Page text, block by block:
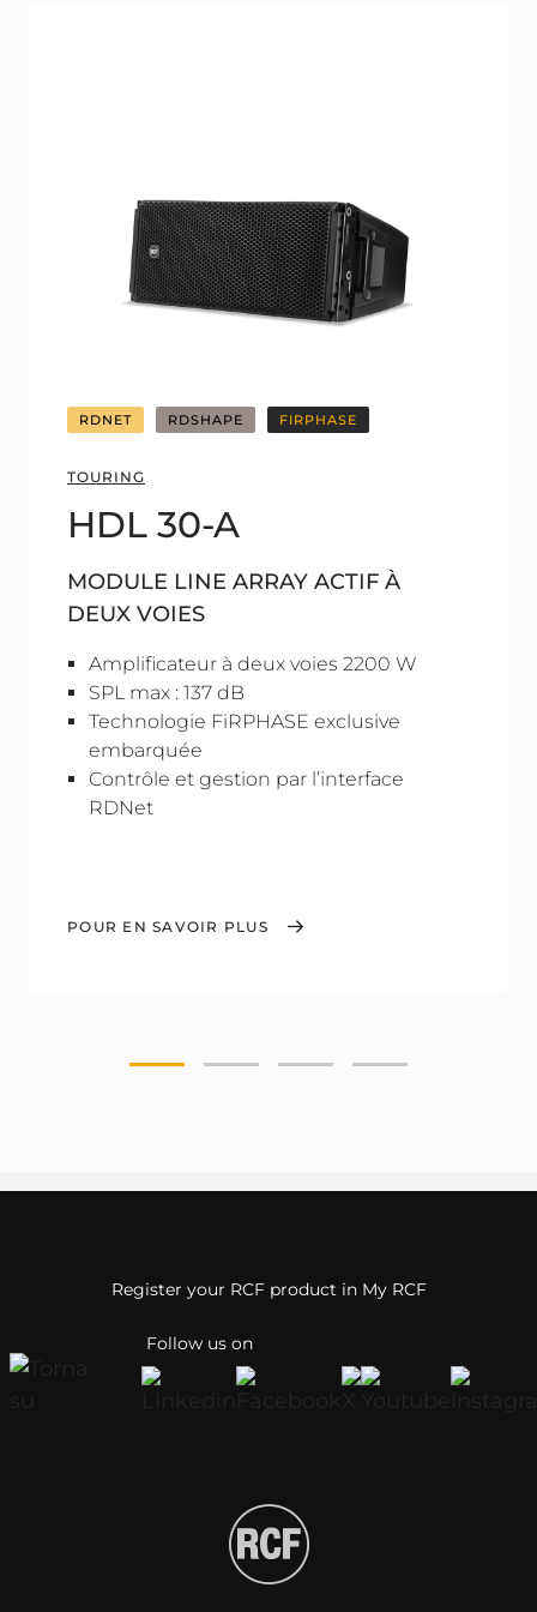
RDNET RDSHAPE FIRPHASE
TOURING
HDL 30-A
MODULE LINE ARRAY ACTIF À
DEUX VOIES
Amplificateur à deux voies 2200 W
SPL max : 137 dB
Technologie FiRPHASE exclusive
embarquée
Contrôle et gestion par l’interface
RDNet
POUR EN SAVOIR PLUS
Follow us on
Register your RCF product in My RCF